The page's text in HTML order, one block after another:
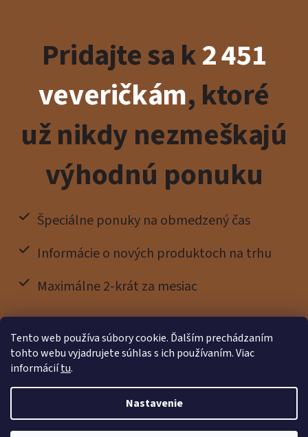
Tento web používa súbory cookie. Ďalším prechádzaním
tohto webu vyjadrujete súhlas s ich používaním. Viac
informáciítu.
Nastavenie
Pridajte sa k2 451
veveričkám, ktoré
už nikdy nezmeškajú
výhodnú ponuku
Špeciálne ponuky na obmedzený čas
Informácie o nových produktoch na trhu
Maximálne 2-krát za mesiac
Vytvoril Shoptet Premium